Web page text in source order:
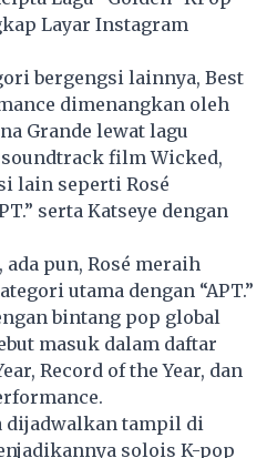
Layar Instagram
bergengsi lainnya, Best
dimenangkan oleh
Grande lewat lagu
film Wicked,
lain seperti Rosé
serta Katseye dengan
pun, Rosé meraih
utama dengan “APT.”
bintang pop global
masuk dalam daftar
Record of the Year, dan
dijadwalkan tampil di
solois K-pop